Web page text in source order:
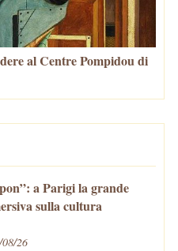
al Centre Pompidou di
a Parigi la grande
sulla cultura
26